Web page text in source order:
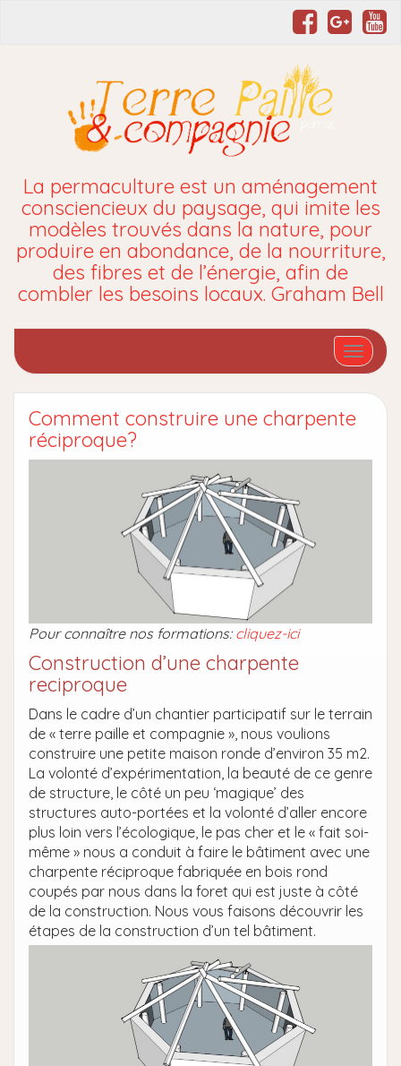
La permaculture est un aménagement
consciencieux du paysage, qui imite les
modèles trouvés dans la nature, pour
produire en abondance, de la nourriture,
des fibres et de l’énergie, afin de
combler les besoins locaux. Graham Bell
Comment construire une charpente
réciproque?
Pour connaître nos formations: cliquez-ici
Construction d’une charpente
reciproque
Dans le cadre d’un chantier participatif sur le terrain
de « terre paille et compagnie », nous voulions
construire une petite maison ronde d’environ 35 m2.
La volonté d’expérimentation, la beauté de ce genre
de structure, le côté un peu ‘magique’ des
structures auto-portées et la volonté d’aller encore
plus loin vers l’écologique, le pas cher et le « fait soi-
même » nous a conduit à faire le bâtiment avec une
charpente réciproque fabriquée en bois rond
coupés par nous dans la foret qui est juste à côté
de la construction. Nous vous faisons découvrir les
étapes de la construction d’un tel bâtiment.